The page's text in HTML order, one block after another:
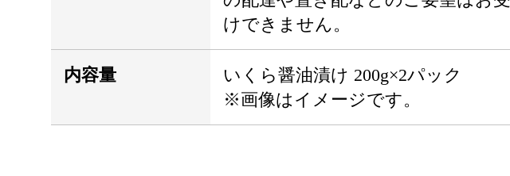
けできません。
内容量
いくら醤油漬け 200g×2パック
※画像はイメージです。